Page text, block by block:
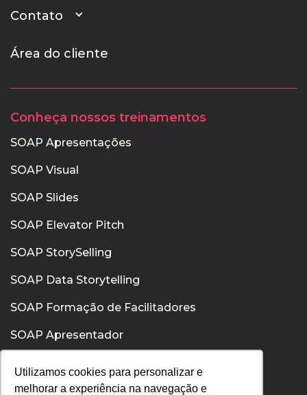
Utilizamos cookies para personalizar e
melhorar a experiência na navegação e
Contato
Área do cliente
Conheça nossos treinamentos
SOAP Apresentações
SOAP Visual
SOAP Slides
SOAP Elevator Pitch
SOAP StorySelling
SOAP Data Storytelling
SOAP Formação de Facilitadores
SOAP Apresentador
SOAP Comunicação Interpessoal